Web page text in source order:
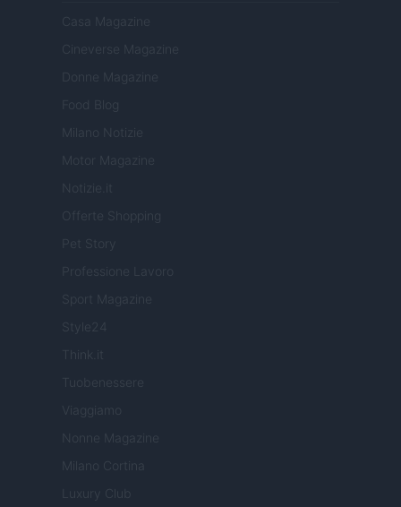
Casa Magazine
Cineverse Magazine
Donne Magazine
Food Blog
Milano Notizie
Motor Magazine
Notizie.it
Offerte Shopping
Pet Story
Professione Lavoro
Sport Magazine
Style24
Think.it
Tuobenessere
Viaggiamo
Nonne Magazine
Milano Cortina
Luxury Club